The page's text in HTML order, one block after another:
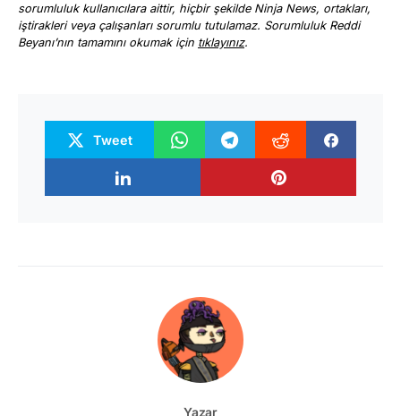
sorumluluk kullanıcılara aittir, hiçbir şekilde Ninja News, ortakları,
iştirakleri veya çalışanları sorumlu tutulamaz. Sorumluluk Reddi
Beyanı’nın tamamını okumak için tıklayınız.
Tweet
Yazar